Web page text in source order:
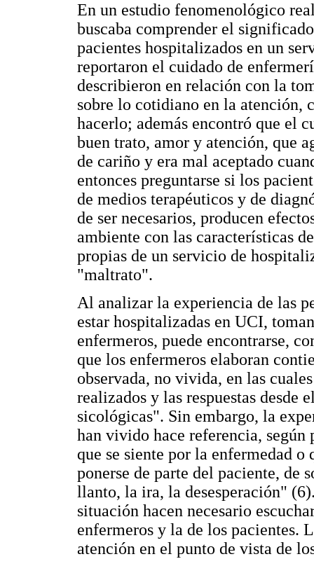
En un estudio fenomenológico
buscaba comprender el
pacientes hospitalizados en un
reportaron el cuidado de
describieron en relación con la
sobre lo cotidiano en la atención,
hacerlo; además encontró que el
buen trato, amor y atención, que
de cariño y era mal aceptado
entonces preguntarse si los
de medios terapéuticos y de
de ser necesarios, producen
ambiente con las características
propias de un servicio de
"maltrato".
Al analizar la experiencia de las
estar hospitalizadas en UCI,
enfermeros, puede encontrarse,
que los enfermeros elaboran
observada, no vivida, en las
realizados y las respuestas desde
sicológicas". Sin embargo, la
han vivido hace referencia,
que se siente por la enfermedad
ponerse de parte del paciente, de
llanto, la ira, la desesperación"
situación hacen necesario
enfermeros y la de los pacientes.
atención en el punto de vista de